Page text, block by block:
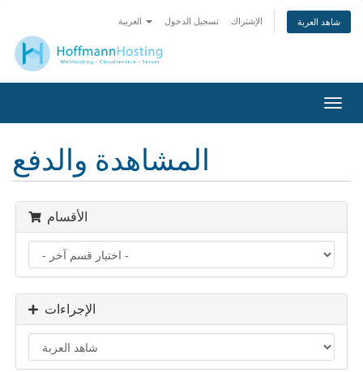
تسجيل الدخول الإشتراك شاهد العربة
تبديل
التنقل
المشاهدة والدفع
الأقسام
الإجراءات